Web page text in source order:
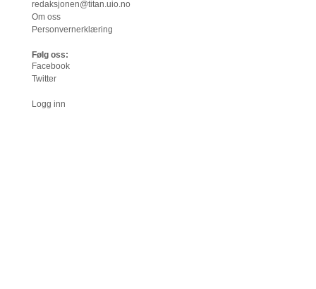
redaksjonen@titan.uio.no
Om oss
Personvernerklæring
Følg oss:
Facebook
Twitter
Logg inn